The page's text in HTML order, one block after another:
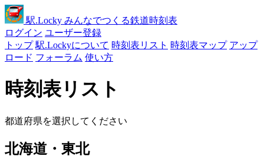
駅.Locky みんなでつくる鉄道時刻表
ログイン ユーザー登録
トップ 駅.Lockyについて 時刻表リスト 時刻表マップ アップ
ロード フォーラム 使い方
時刻表リスト
都道府県を選択してください
北海道・東北